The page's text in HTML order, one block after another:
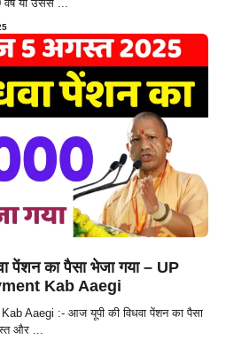
वर्ष या उससे ...
पेंशन का पैसा भेजा गया – UP
Kab Aaegi
Aaegi :- आज यूपी की विधवा पेंशन का पैसा
और ...